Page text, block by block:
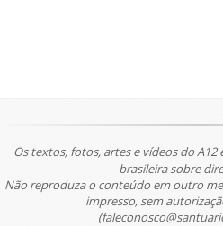
Os textos, fotos, artes e vídeos do
brasileira sobre
Não reproduza o conteúdo em outro
impresso, sem